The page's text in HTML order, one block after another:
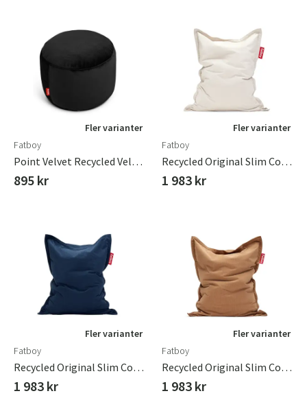
Fler varianter
Fatboy
Point Velvet Recycled Velvet Black
895 kr
Fler varianter
Fatboy
Recycled Original Slim Cord Sittsäck Cream
1 983 kr
Fler varianter
Fatboy
Recycled Original Slim Cord Sittsäck Deep Blue
1 983 kr
Fler varianter
Fatboy
Recycled Original Slim Cord Sittsäck Teddybear
1 983 kr